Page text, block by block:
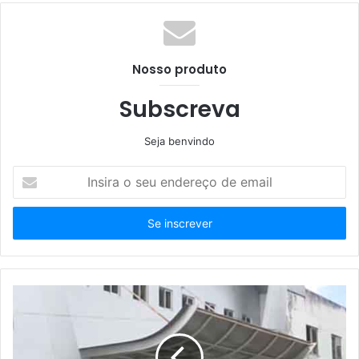
Nosso produto
Subscreva
Seja benvindo
seu
de
email